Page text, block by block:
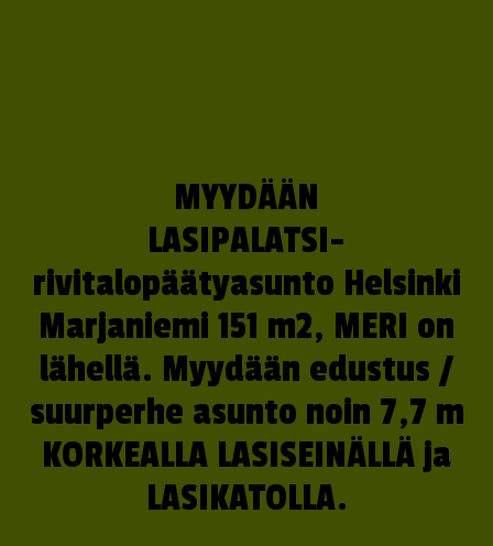
MYYDÄÄN
LASIPALATSI-
rivitalopäätyasunto Helsinki
Marjaniemi 151 m2, MERI on
lähellä. Myydään edustus /
suurperhe asunto noin 7,7 m
KORKEALLA LASISEINÄLLÄ ja
LASIKATOLLA.